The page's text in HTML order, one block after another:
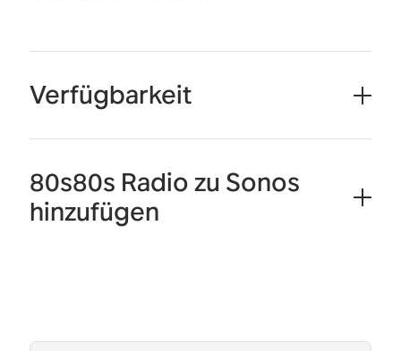
Verfügbarkeit
80s80s Radio zu Sonos
hinzufügen